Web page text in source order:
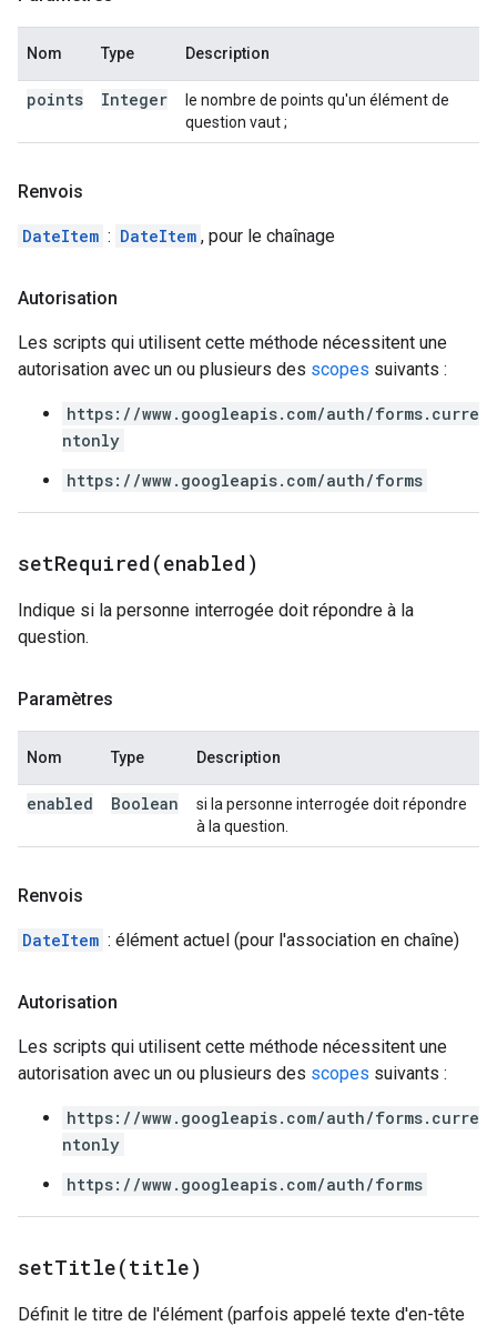
Nom Type Description
points Integer
le nombre de points qu'un élément de
question vaut ;
Renvois
DateItem : DateItem , pour le chaînage
Autorisation
Les scripts qui utilisent cette méthode nécessitent une
autorisation avec un ou plusieurs des scopes suivants :
https://www.googleapis.com/auth/forms.curre
ntonly
https://www.googleapis.com/auth/forms
setRequired(enabled)
Indique si la personne interrogée doit répondre à la
question.
Paramètres
Nom Type Description
enabled Boolean
si la personne interrogée doit répondre
à la question.
Renvois
DateItem : élément actuel (pour l'association en chaîne)
Autorisation
Les scripts qui utilisent cette méthode nécessitent une
autorisation avec un ou plusieurs des scopes suivants :
https://www.googleapis.com/auth/forms.curre
ntonly
https://www.googleapis.com/auth/forms
setTitle(title)
Définit le titre de l'élément (parfois appelé texte d'en-tête